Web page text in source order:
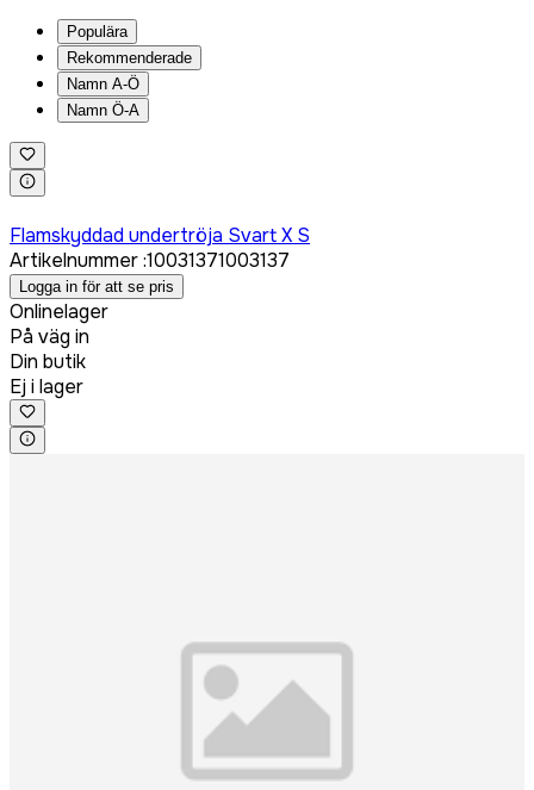
Populära
Rekommenderade
Namn A-Ö
Namn Ö-A
Flamskyddad undertröja Svart X S
Artikelnummer:10031371003137
Logga in för att se pris
Onlinelager
På väg in
Din butik
Ej i lager